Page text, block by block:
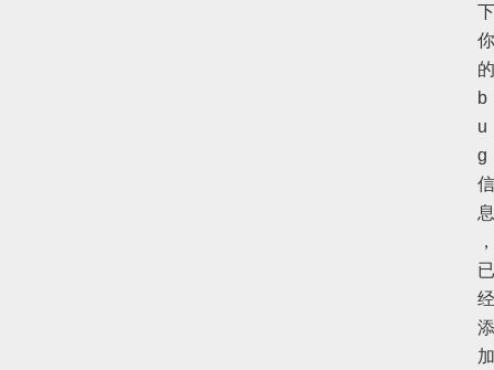
下
你
的
b
u
g
信
息
，
已
经
添
加